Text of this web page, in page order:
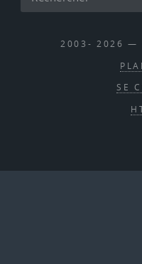
2003- 2026 —
SE